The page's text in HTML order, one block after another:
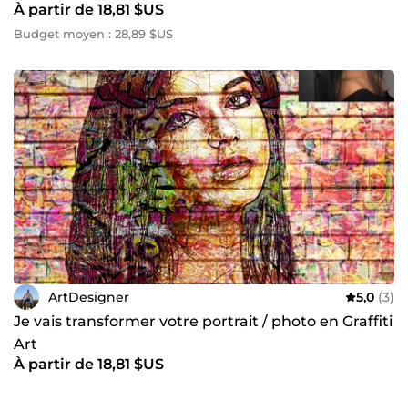
À partir de 18,81 $US
Budget moyen : 28,89 $US
ArtDesigner 5,0 (3)
Je vais transformer votre portrait / photo en Graffiti
Art
À partir de 18,81 $US